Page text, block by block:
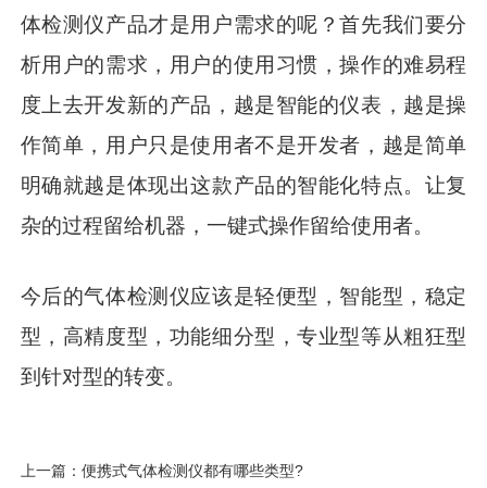
体检测仪产品才是用户需求的呢？首先我们要分
析用户的需求，用户的使用习惯，操作的难易程
度上去开发新的产品，越是智能的仪表，越是操
作简单，用户只是使用者不是开发者，越是简单
明确就越是体现出这款产品的智能化特点。让复
杂的过程留给机器，一键式操作留给使用者。
今后的气体检测仪应该是轻便型，智能型，稳定
型，高精度型，功能细分型，专业型等从粗狂型
到针对型的转变。
上一篇：便携式气体检测仪都有哪些类型?